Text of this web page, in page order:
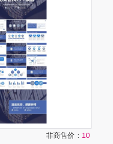
非商售价： 10